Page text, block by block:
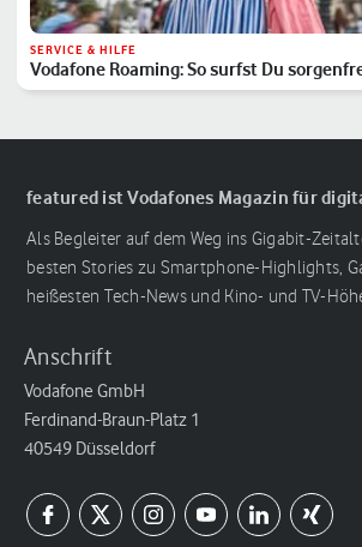
SERVICE & HILFE
Vodafone Roaming: So surfst Du
featured ist Vodafones Magazin für
Als Begleiter auf dem Weg ins Gigabit-
besten Stories zu Smartphone-Highlights,
heißesten Tech-News und Kino- und TV-
Anschrift
Vodafone GmbH
Ferdinand-Braun-Platz 1
40549 Düsseldorf